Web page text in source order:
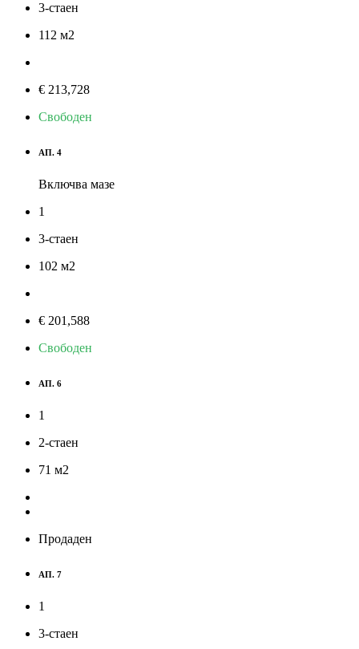
3-стаен
112 м2
€ 213,728
Свободен
АП. 4
Включва мазе
1
3-стаен
102 м2
€ 201,588
Свободен
АП. 6
1
2-стаен
71 м2
Продаден
АП. 7
1
3-стаен